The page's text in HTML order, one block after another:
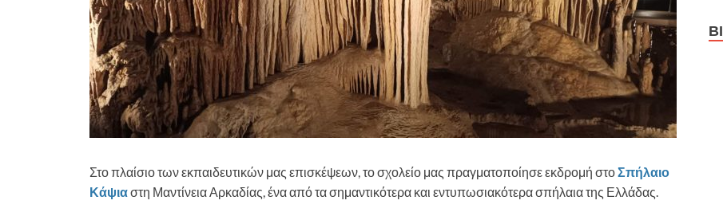
Στο πλαίσιο των εκπαιδευτικών μας επισκέψεων, το σχολείο μας πραγματοποίησε εκδρομή στοΣπήλαιο
Κάψιαστη Μαντίνεια Αρκαδίας, ένα από τα σημαντικότερα και εντυπωσιακότερα σπήλαια της Ελλάδας.